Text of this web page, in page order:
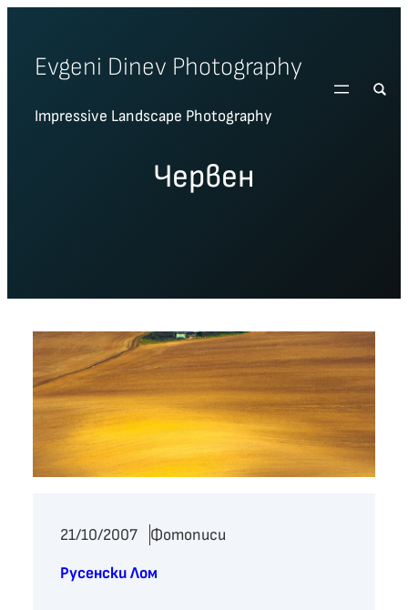
content
Evgeni Dinev Photography
Impressive Landscape Photography
Червен
21/10/2007
Фотописи
Русенски Лом